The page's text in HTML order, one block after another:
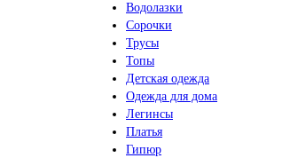
Водолазки
Сорочки
Трусы
Топы
Детская одежда
Одежда для дома
Легинсы
Платья
Гипюр